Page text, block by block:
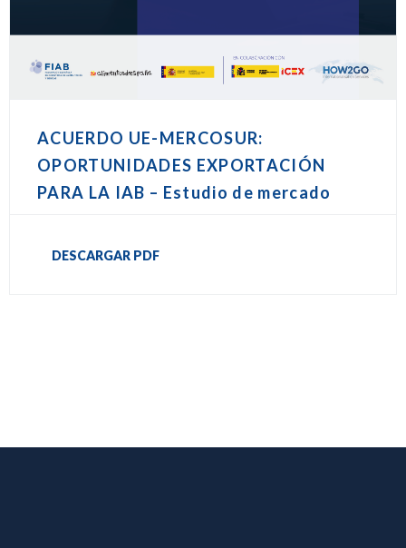
ACUERDO UE-MERCOSUR:
OPORTUNIDADES EXPORTACIÓN
PARA LA IAB – Estudio de mercado
DESCARGAR PDF